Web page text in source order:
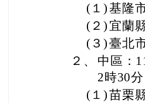
(１)基隆
(２) 宜蘭
(３)臺北
２、
中區：
2時30
(１)苗栗